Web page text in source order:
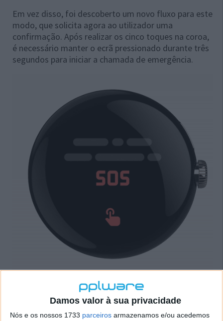
Damos valor à sua privacidade
Nós e os nossos 1733 parceiros armazenamos e/ou acedemos
Em vez disso, foi descoberto um novo fluxo para este
modo, que solicita agora ao utilizador uma
confirmação. Após realizar os cinco toques na coroa,
é necessário manter o ecrã pressionado durante três
segundos para iniciar a chamada de emergência.
A Google lança nos Pixel Watch dentro de
dias